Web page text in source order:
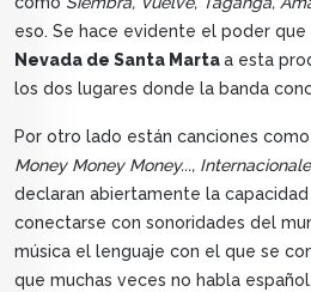
eso. Se hace evidente el poder
Nevada de Santa Martaa esta
los dos lugares donde la banda
Por otro lado están canciones como
Money Money Money...,
declaran abiertamente la
conectarse con sonoridades del
música el lenguaje con el que se
que muchas veces no habla